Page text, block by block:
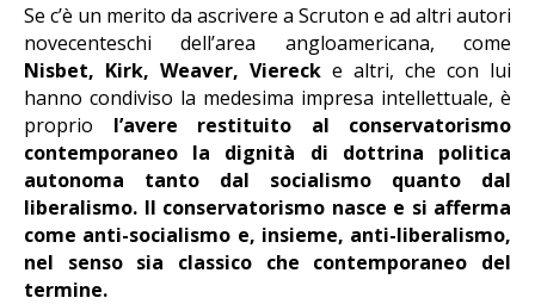
Se c’è un merito da ascrivere a Scruton e ad altri autori
novecenteschi dell’area angloamericana, come
Nisbet, Kirk, Weaver, Viereck e altri, che con lui
hanno condiviso la medesima impresa intellettuale, è
proprio l’avere restituito al conservatorismo
contemporaneo la dignità di dottrina politica
autonoma tanto dal socialismo quanto dal
liberalismo. Il conservatorismo nasce e si afferma
come anti-socialismo e, insieme, anti-liberalismo,
nel senso sia classico che contemporaneo del
termine.